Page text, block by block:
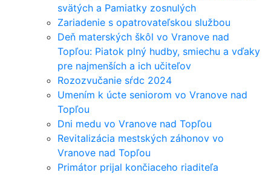
svätých a Pamiatky zosnulých
Zariadenie s opatrovateľskou službou
Deň materských škôl vo Vranove nad
Topľou: Piatok plný hudby, smiechu a vďaky
pre najmenších a ich učiteľov
Rozozvučanie sŕdc 2024
Umením k úcte seniorom vo Vranove nad
Topľou
Dni medu vo Vranove nad Topľou
Revitalizácia mestských záhonov vo
Vranove nad Topľou
Primátor prijal končiaceho riaditeľa